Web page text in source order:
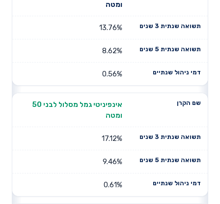
שנתית 3
ומטה
13.76%
8.62%
0.56%
אינפיניטי גמל מסלול לבני 50
ומטה
17.12%
9.46%
0.61%